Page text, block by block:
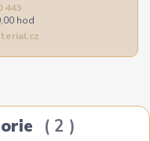
443
hod
2